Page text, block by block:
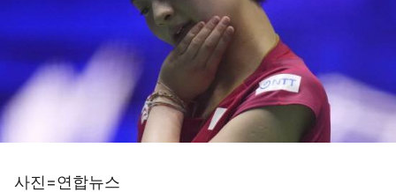
사진=연합뉴스